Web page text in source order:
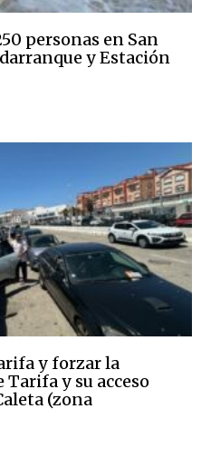
personas en San
y Estación
y forzar la
y su acceso
(zona